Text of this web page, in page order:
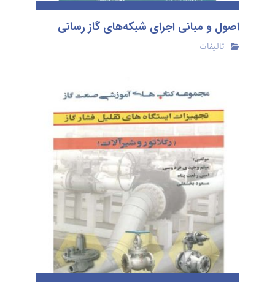
اصول و مبانی اجرای شبکه‌های گاز رسانی
تالیفات